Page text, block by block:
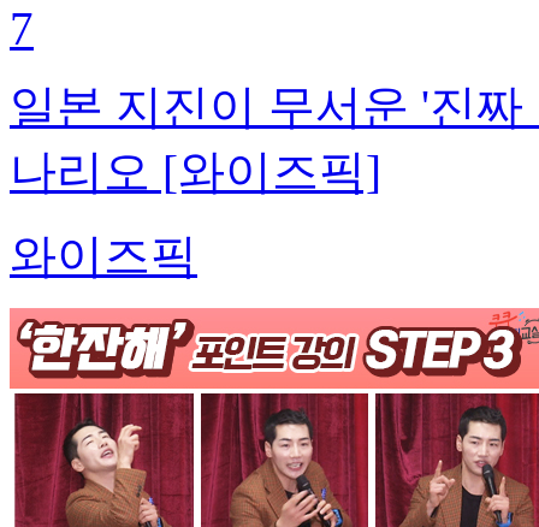
7
일본 지진이 무서운 '진
나리오 [와이즈픽]
와이즈픽